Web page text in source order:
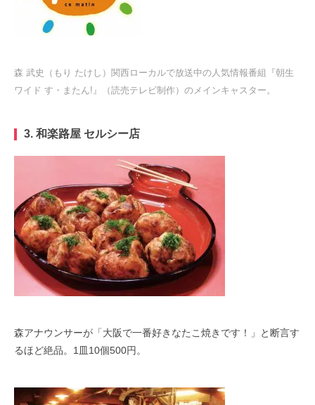
森 武史（もり たけし）関西ローカルで放送中の人気情報番組『朝生
ワイド す・またん!』（読売テレビ制作）のメインキャスター。
3. 和楽路屋 セルシー店
森アナウンサーが「大阪で一番好きなたこ焼きです！」と断言す
るほど絶品。 1 皿 10個500円。